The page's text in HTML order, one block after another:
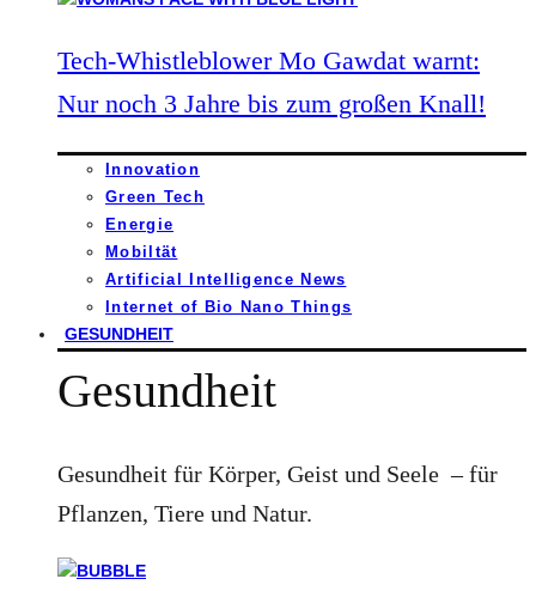
Tech-Whistleblower Mo Gawdat warnt:
Nur noch 3 Jahre bis zum großen Knall!
Innovation
Green Tech
Energie
Mobiltät
Artificial Intelligence News
Internet of Bio Nano Things
GESUNDHEIT
Gesundheit
Gesundheit für Körper, Geist und Seele – für
Pflanzen, Tiere und Natur.